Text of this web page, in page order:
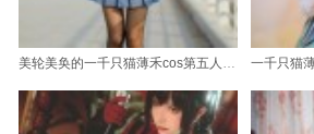
美轮美奂的一千只猫薄禾cos第五人格作品